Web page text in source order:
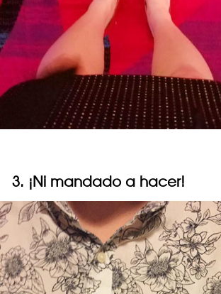
3. ¡Ni mandado a hacer!